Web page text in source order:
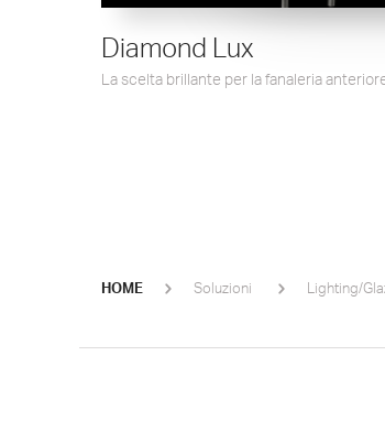
Diamond Lux
La scelta brillante per la fanaleria
HOME Soluzioni Lighting/